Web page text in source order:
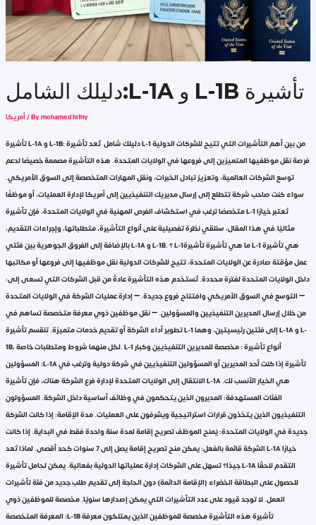
دليلك الشامل:L-1A و L-1B تأشيرة
أمريكا/ Bymohamed hifny
تأشيرة L-1A و L-1B: دليلك شامل تُعد تأشيرة L-1 من بين أهم التأشيرات التي تتيح للشركات الدولية
فرصة نقل موظفيها المتميزين إلى فروعها في الولايات المتحدة. هذه التأشيرة مصممة خصيصًا لدعم
توسع الشركات العالمية، وتعزيز تبادل الخبرات، ونقل المهارات المتخصصة إلى السوق الأمريكي.
سواء كنت صاحب شركة تتطلع إلى إرسال مديريك التنفيذيين إلى أمريكا لإدارة العمليات، أو موظفًا
متخصصًا ترغب في استكشاف الفرص المهنية في الولايات المتحدة، فإن تأشيرة L-1 تُعتبر خيارًا
مثاليًا.في هذا المقال، سنلقي نظرة تفصيلية على أنواع التأشيرة، متطلباتها، وإجراءات التقديم،
بالإضافة إلى الفروق الجوهرية بين فئتي L-1A و L-1B. ؟ L-1ما هي تأشيرة تأشيرة L-1 هي تأشيرة
عمل مؤقتة صادرة عن الولايات المتحدة، تتيح للشركات الدولية نقل موظفيها إلى فروعها أو مكاتبها
داخل الولايات المتحدة لفترة محددة. تُستخدم هذه التأشيرة عادةً من قبل الشركات التي تسعى إلى:
– التوسع في السوق الأمريكي وافتتاح فروع جديدة. – إدارة عمليات الشركة في الولايات المتحدة
من خلال إرسال المديرين التنفيذيين والمسؤولين. – نقل موظفين ذوي معرفة متخصصة تساهم في
تطوير أداء الشركة أو تقديم خدمات متميزة. تنقسم تأشيرة L-1 إلى فئتين رئيسيتين، وهما L-1A و L-
1B، لكل منهما شروط ومتطلبات خاصة. L-1 أنواع تأشيرة : مخصصة للمديرين التنفيذيين وكبار
المسؤولين :L-1A تأشيرة إذا كنت أحد المديرين أو المسؤولين التنفيذيين في شركة دولية وترغب في
الانتقال إلى الولايات المتحدة لإدارة فرع الشركة هناك، فإن تأشيرة L-1A هي الخيار الأنسب لك.
الفئات المستهدفة: المديرون الذين يتحكمون في وظائف أساسية داخل الشركة. المسؤولون
التنفيذيون الذين يتخذون قرارات استراتيجية ويشرفون على العمليات. مدة الإقامة: إذا كانت الشركة
جديدة في الولايات المتحدة: يُمنح الموظف تصريح إقامة لمدة سنة واحدة فقط في البداية. إذا كانت
الشركة قائمة بالفعل: يمكن منح تصريح إقامة يصل إلى 7 سنوات كحد أقصى. لماذا تُعد L-1A خيارًا
جيدًا؟ تسهل على الشركات إدارة عملياتها الدولية بفعالية. يمكن لحامل تأشيرة L-1A التقدم لاحقًا
للحصول على البطاقة الخضراء (الإقامة الدائمة) دون الحاجة إلى تقديم طلب جديد من فئة تأشيرات
العمل. لا توجد قيود على عدد التأشيرات التي يمكن إصدارها سنويًا. مخصصة للموظفين ذوي
المعرفة المتخصصة :L-1B تأشيرة هذه التأشيرة مخصصة للموظفين الذين يمتلكون معرفة